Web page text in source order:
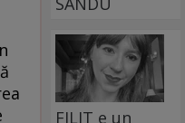
FILIT e un